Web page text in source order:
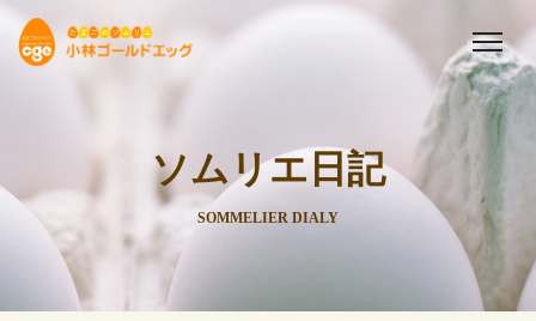
ソムリエ日記
SOMMELIER DIALY